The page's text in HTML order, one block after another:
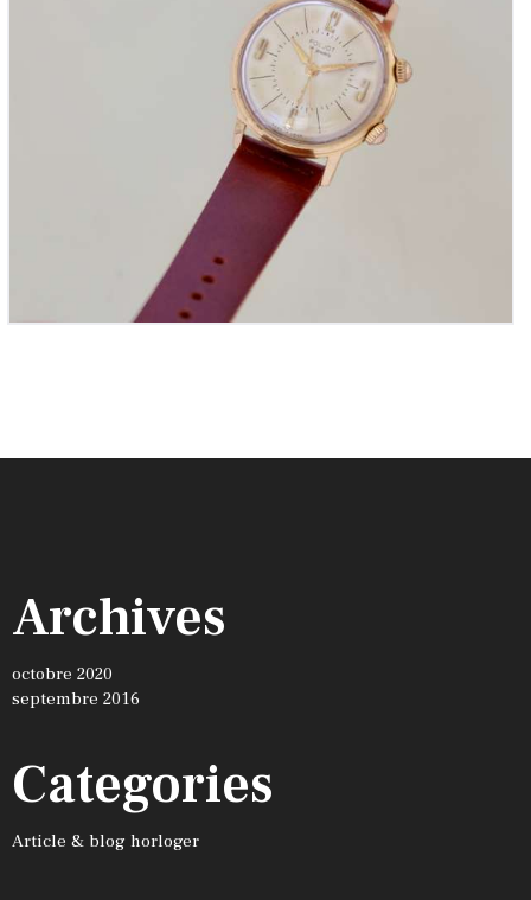
Archives
octobre 2020
septembre 2016
Categories
Article & blog horloger